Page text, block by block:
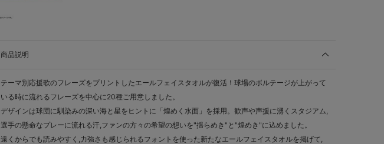
商品説明
テーマ別応援歌のフレーズをプリントしたエールフェイスタオルが復活！球場のボルテージが上がって
いる時に流れるフレーズを中心に20種ご用意しました。
デザインは球団に馴染みの深い海と星をヒントに「煌めく水面」を採用。歓声や声援に湧くスタジアム,
選手の懸命なプレーに流れる汗,ファンの方々の希望の想いを"揺らめき"と"煌めき"に込めました。
遠くからでも読みやすく,力強さも感じられるフォントを使った新たなエールフェイスタオルを掲げて,